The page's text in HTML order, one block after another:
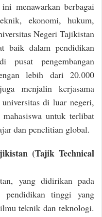
menawarkan berbagai
ekonomi, hukum,
Negeri Tajikistan
baik dalam pendidikan
pusat pengembangan
lebih dari 20.000
menjalin kerjasama
di luar negeri,
untuk terlibat
dan penelitian global.
(Tajik Technical
yang didirikan pada
pendidikan tinggi yang
teknik dan teknologi.